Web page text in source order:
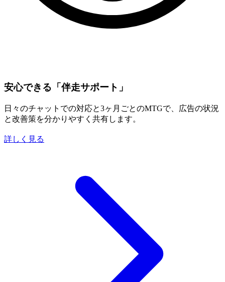
安心できる「伴走サポート」
日々のチャットでの対応と3ヶ月ごとのMTGで、広告の状況
と改善策を分かりやすく共有します。
詳しく見る